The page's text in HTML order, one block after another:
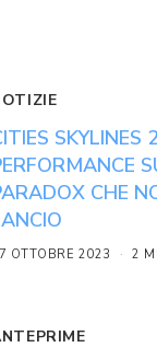
SKYLINES
CHE
OTTOBRE 2023 2